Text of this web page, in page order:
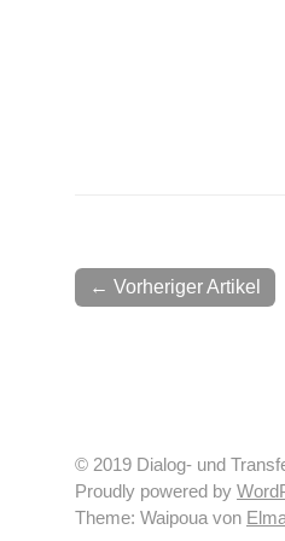
← Vorheriger Artikel
© 2019 Dialog- und
Proudly powered by
Theme: Waipoua von